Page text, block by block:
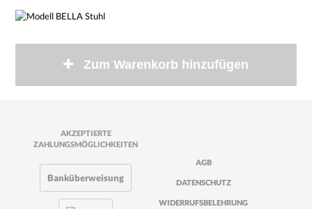
Zum Warenkorb hinzufügen
AKZEPTIERTE
ZAHLUNGSMÖGLICHKEITEN
Banküberweisung
AGB
DATENSCHUTZ
WIDERRUFSBELEHRUNG